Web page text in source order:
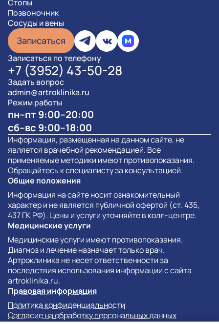
Стопы
Позвоночник
Сосуды и вены
Записаться
Записаться по телефону
+7 (3952) 43-50-28
Задать вопрос
admin@artroklinika.ru
Режим работы
пн–пт 9:00–20:00
сб–вс 9:00–18:00
Информация, размещенная на данном сайте, не
является врачебной рекомендацией. Все
применяемые методики имеют противопоказания.
Обращайтесь к специалисту за консультацией.
Общие положения
Информация на сайте носит ознакомительный
характер и не является публичной офертой (ст. 435,
437 ГК РФ). Цены и услуги уточняйте в колл-центре.
Медицинские услуги
Медицинские услуги имеют противопоказания.
Диагноз и лечение назначает только врач.
Артроклиника не несет ответственности за
последствия использования информации с сайта
artroklinika.ru.
Правовая информация
Политика конфиденциальности
Согласие на обработку персональных данных